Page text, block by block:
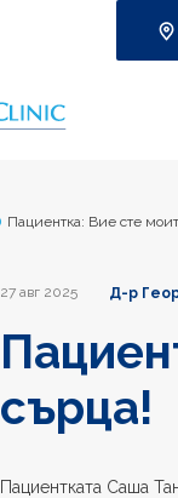
Пациентка: Вие сте
27 авг 2025 Д-р
сърца!
Пациентката Саша